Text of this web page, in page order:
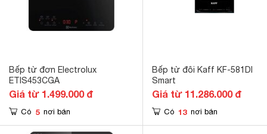
Bếp từ đơn Electrolux
ETIS453CGA
Giá từ 1.499.000 đ
Có 5 nơi bán
Bếp từ đôi Kaff KF-581DI
Smart
Giá từ 11.286.000 đ
Có 13 nơi bán